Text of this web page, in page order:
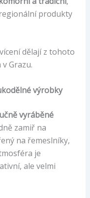
produkty
dělají z tohoto
Grazu.
výrobky
vyráběné
zamiř na
na řemeslníky,
je
ale velmi